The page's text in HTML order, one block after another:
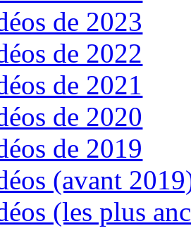
de 2023
de 2022
de 2021
de 2020
de 2019
(avant
(les plus